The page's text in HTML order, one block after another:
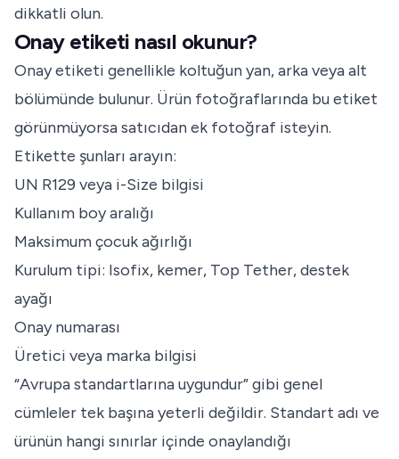
dikkatli olun.
Onay etiketi nasıl okunur?
Onay etiketi genellikle koltuğun yan, arka veya alt
bölümünde bulunur. Ürün fotoğraflarında bu etiket
görünmüyorsa satıcıdan ek fotoğraf isteyin.
Etikette şunları arayın:
UN R129 veya i-Size bilgisi
Kullanım boy aralığı
Maksimum çocuk ağırlığı
Kurulum tipi: Isofix, kemer, Top Tether, destek
ayağı
Onay numarası
Üretici veya marka bilgisi
“Avrupa standartlarına uygundur” gibi genel
cümleler tek başına yeterli değildir. Standart adı ve
ürünün hangi sınırlar içinde onaylandığı